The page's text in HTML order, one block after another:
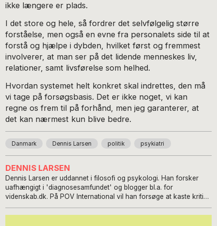
ikke længere er plads.
I det store og hele, så fordrer det selvfølgelig større
forståelse, men også en evne fra personalets side til at
forstå og hjælpe i dybden, hvilket først og fremmest
involverer, at man ser på det lidende menneskes liv,
relationer, samt livsførelse som helhed.
Hvordan systemet helt konkret skal indrettes, den må
vi tage på forsøgsbasis. Det er ikke noget, vi kan
regne os frem til på forhånd, men jeg garanterer, at
det kan nærmest kun blive bedre.
Danmark Dennis Larsen politik psykiatri
DENNIS LARSEN
Dennis Larsen er uddannet i filosofi og psykologi. Han forsker
uafhængigt i 'diagnosesamfundet' og blogger bl.a. for
videnskab.dk. På POV International vil han forsøge at kaste kritisk
sætte nye værdier på dagsordenen med fokus på at genlære at